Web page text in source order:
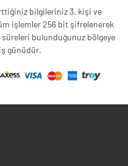
bilgileriniz 3. kişi ve
işlemler 256 bit şifrelenerek
bulunduğunuz bölgeye
günüdür.